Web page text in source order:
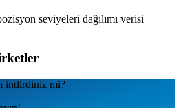
seviyeleri dağılımı verisi
indirdiniz mi?